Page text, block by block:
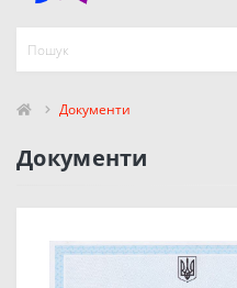
Документи
Документи